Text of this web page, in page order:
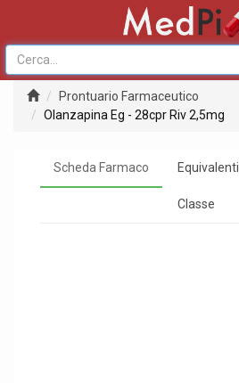
Prontuario Farmaceutico
Olanzapina Eg - 28cpr Riv 2,5mg
Scheda Farmaco Equivalenti
Classe